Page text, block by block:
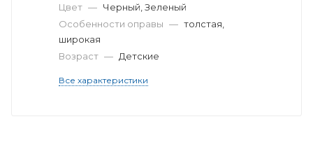
Цвет — Черный, Зеленый
Особенности оправы — толстая,
широкая
Возраст — Детские
Все характеристики